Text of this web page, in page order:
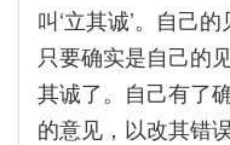
叫‘立其诚’。自己
只要确实是自己的
其诚了。自己有了
的意见，以改其错